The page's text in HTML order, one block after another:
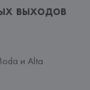
выходов